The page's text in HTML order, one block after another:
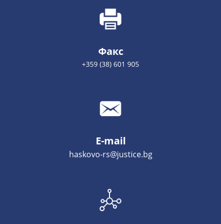
Факс
+359 (38) 601 905
E-mail
haskovo-rs@justice.bg